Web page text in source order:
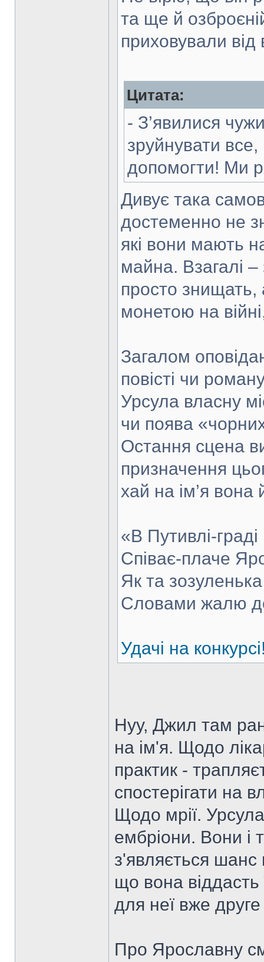
та ще й
приховували
Цитата:
- З’явилися
зруйнувати
допомогти! Ми
Дивує така
достеменно не
які вони мають
майна. Взагалі
просто знищать,
монетою на
Загалом
повісті чи
Урсула власну
чи поява
Остання сцена
призначення
хай на ім’я вона
«В Путивлі-
Співає-плаче
Як та
Словами жалю
Удачі на
Нуу, Джил там
на ім'я. Щодо
практик -
спостерігати на
Щодо мрії.
ембріони. Вони і
з'являється шанс
що вона віддасть
для неї вже
Про Ярославну